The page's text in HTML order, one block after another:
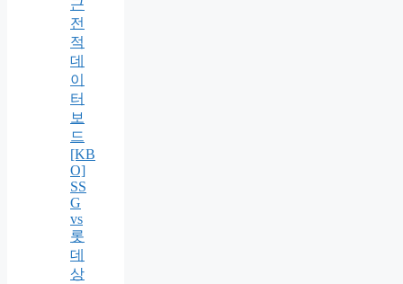
근
전
적
데
이
터
보
드
[KB
O]
SS
G
vs
롯
데
상